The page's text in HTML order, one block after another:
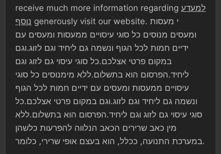
receive much more information regarding למעדע
נוסף generously visit our website. י מעסות
ומעסים מנוסים כל סוגי עיסויים ממעסות ומעסים עם
ידיים חמות לכל הגוף ונשמה גם ליחיד וגם לזוג.וגם
במקום פרטי אצלכם.כל סוגי עיסוי גם לזוג וגם
ליחיד.הפרסום הוא בתשלום.ללא מימנוסים כל סוגי
עיסויים ממעסות ומעסים עם ידיים חמות לכל הגוף
ונשמה גם ליחיד וגם לזוג.וגם במקום פרטי אצלכם.כל
סוגי עיסוי גם לזוג וגם ליחיד.הפרסום הוא בתשלום.ללא
מין כאב שרירים הכאב הנלווה להפרעות כלשהן
במערכת התנועה, ככלל, הוא בעצם אופי שרירי, כלומר.